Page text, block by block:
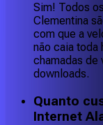
Sim! Todos
Clementina
com que a
não caia toda
chamadas de
downloads.
Quanto
Internet